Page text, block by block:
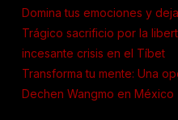
Domina tus emociones y
Trágico sacrificio por la
incesante crisis en el Tíbet
Transforma tu mente: Una
Dechen Wangmo en México